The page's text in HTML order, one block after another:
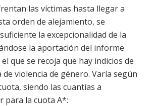
las víctimas hasta llegar a
orden de alejamiento, se
la excepcionalidad de la
la aportación del informe
que se recoja que hay indicios de
de violencia de género. Varía según
siendo las cuantías a
para la cuota A*: